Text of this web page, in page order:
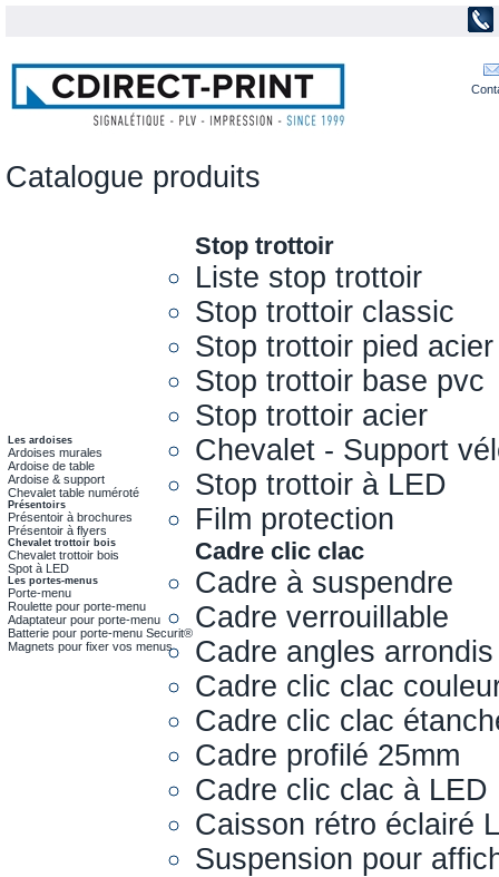
Catalogue produits
Les ardoises
Ardoises murales
Ardoise de table
Ardoise & support
Chevalet table numéroté
Présentoirs
Présentoir à brochures
Présentoir à flyers
Chevalet trottoir bois
Chevalet trottoir bois
Spot à LED
Les portes-menus
Porte-menu
Roulette pour porte-menu
Adaptateur pour porte-menu
Batterie pour porte-menu Securit®
Magnets pour fixer vos menus
Stop trottoir
Liste stop trottoir
Stop trottoir classic
Stop trottoir pied acier
Stop trottoir base pvc
Stop trottoir acier
Chevalet - Support
Stop trottoir à LED
Film protection
Cadre clic clac
Cadre à suspendre
Cadre verrouillable
Cadre angles arrondis
Cadre clic clac
Cadre clic clac
Cadre profilé 25mm
Cadre clic clac à LED
Caisson rétro éclairé
Suspension pour